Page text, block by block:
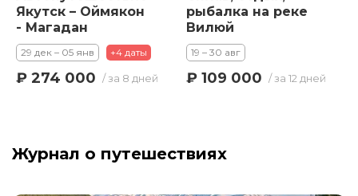
Якутск – Оймякон
- Магадан
29 дек – 05 янв +4 даты
₽ 274 000 / за 8 дней
рыбалка на реке
Вилюй
19 – 30 авг
₽ 109 000 / за 12 дней
Журнал о путешествиях